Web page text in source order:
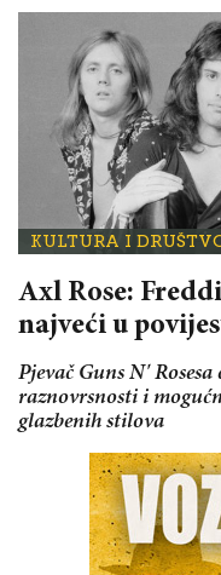
KULTURA I
Axl Rose:
najveći u
Pjevač Guns N'
raznovrsnosti i
glazbenih stilova